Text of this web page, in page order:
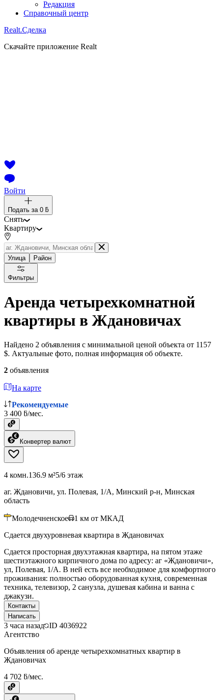
Редакция
Справочный центр
Realt.Сделка
Скачайте приложение Realt
Войти
Подать за 0 ƃ
Снять
Квартиру
Улица Район
Фильтры
Аренда четырехкомнатной
квартиры в Ждановичах
Найдено 2 объявления с минимальной ценой объекта от 1157
$. Актуальные фото, полная информация об объекте.
2 объявления
На карте
Рекомендуемые
3 400 ƃ/мес.
Конвертер валют
4 комн.136.9 м²5/6 этаж
аг. Ждановичи, ул. Полевая, 1/А, Минский р-н, Минская
область
Молодечненское 1 км от МКАД
Сдается двухуровневая квартира в Ждановичах
Сдается просторная двухэтажная квартира, на пятом этаже
шестиэтажного кирпичного дома по адресу: аг «Ждановичи»,
ул, Полевая, 1/А. В ней есть все необходимое для комфортного
проживания: полностью оборудованная кухня, современная
техника, телевизор, 2 санузла, душевая кабина и ванна с
джакузи.
Контакты
Написать
3 часа назад ID 4036922
Агентство
Объявления об аренде четырехкомнатных квартир в
Ждановичах
4 702 ƃ/мес.